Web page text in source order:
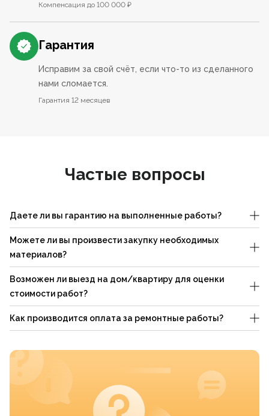
Компенсация до 100 000 ₽
Гарантия
Исправим за свой счёт, если что-то из сделанного
нами сломается.
Гарантия 12 месяцев
Частые вопросы
Даете ли вы гарантию на выполненные работы?
Можете ли вы произвести закупку необходимых
материалов?
Возможен ли выезд на дом/квартиру для оценки
стоимости работ?
Как производится оплата за ремонтные работы?